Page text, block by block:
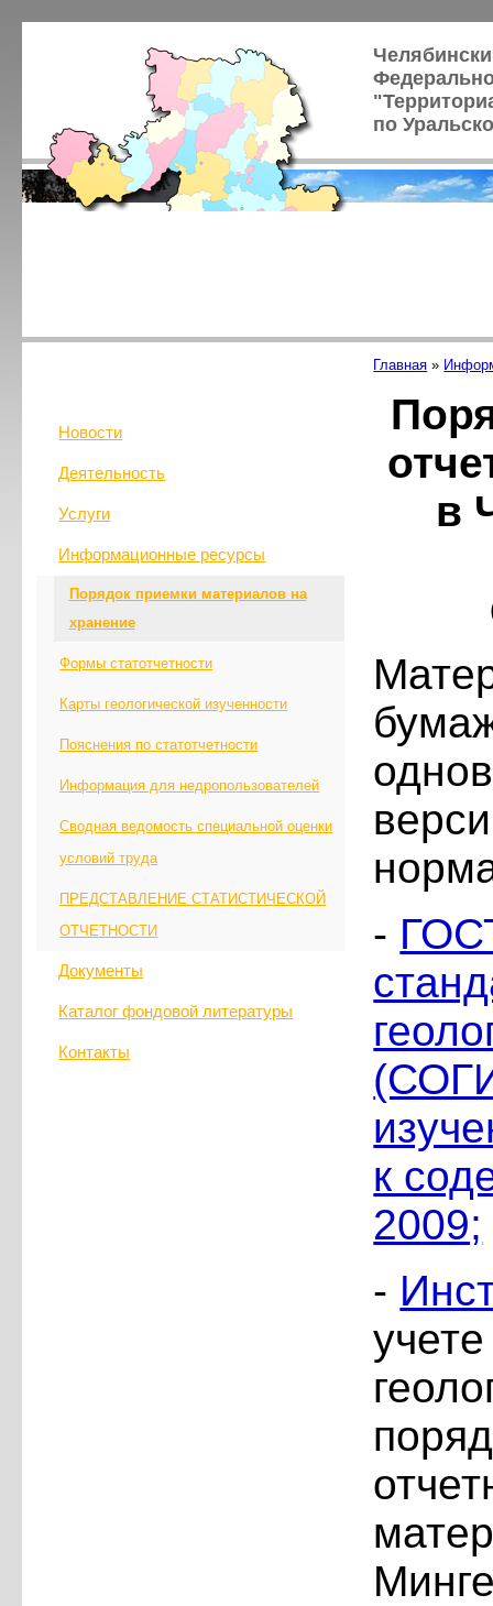
по
Новости
Деятельность
Услуги
Информационные ресурсы
Порядок приемки материалов на
хранение
Формы статотчетности
Карты геологической изученности
Пояснения по статотчетности
Информация для недропользователей
Сводная ведомость специальной оценки
условий труда
ПРЕДСТАВЛЕНИЕ СТАТИСТИЧЕСКОЙ
ОТЧЕТНОСТИ
Документы
Каталог фондовой литературы
Контакты
Главная »
в
-
к
2009;
-